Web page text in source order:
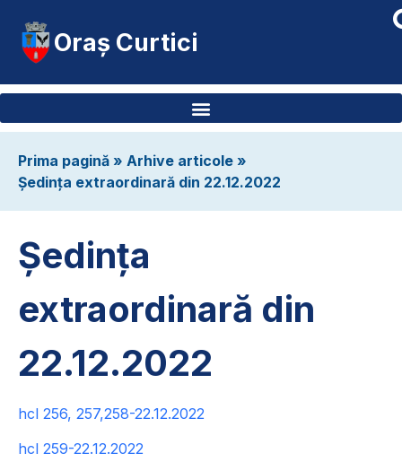
Oraș Curtici
Prima pagină » Arhive articole »
Ședința extraordinară din 22.12.2022
Ședința
extraordinară din
22.12.2022
hcl 256, 257,258-22.12.2022
hcl 259-22.12.2022